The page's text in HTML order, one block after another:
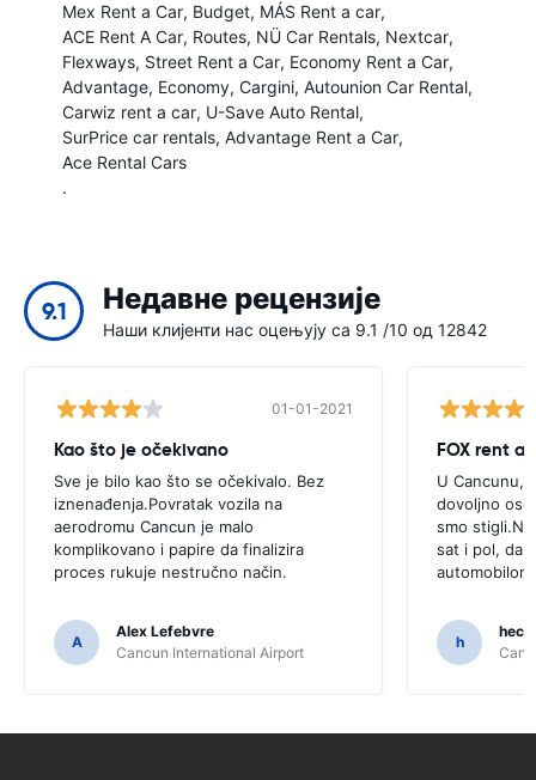
Mex Rent a Car Budget MÁS Rent a car
ACE Rent A Car Routes NÜ Car Rentals Nextcar
Flexways Street Rent a Car Economy Rent a Car
Advantage Economy Cargini Autounion Car Rental
Carwiz rent a car U-Save Auto Rental
SurPrice car rentals Advantage Rent a Car
Ace Rental Cars
.
9.1 Недавне рецензије
Наши клијенти нас оцењују са 9.1 /10 од 12842
01-01-2021
Kao što je očekivano
Sve je bilo kao što se očekivalo. Bez
iznenađenja.Povratak vozila na
aerodromu Cancun je malo
komplikovano i papire da finalizira
proces rukuje nestručno način.
A
Alex Lefebvre
Cancun International Airport
FOX rent a
U Cancunu,
dovoljno
smo
sat i pol, da
automobilom.
h